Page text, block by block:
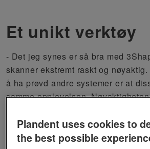
Et unikt verktøy
- Det jeg synes er så bra med
skanner ekstremt raskt og
å ha prøvd andre systemer er at
samme opplevelsen.
Plandent uses cookies to
the best possible